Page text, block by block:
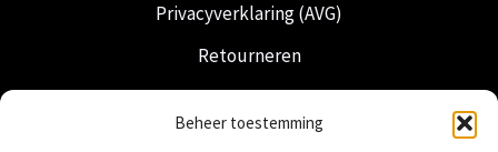
Beheer toestemming
Privacyverklaring (AVG)
Retourneren
Verzending & Levering